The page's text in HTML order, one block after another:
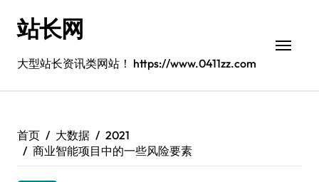
站长网
大型站长资讯类网站！ https://www.0411zz.com
首页 大数据
2021
商业智能项目中的一些风险要素